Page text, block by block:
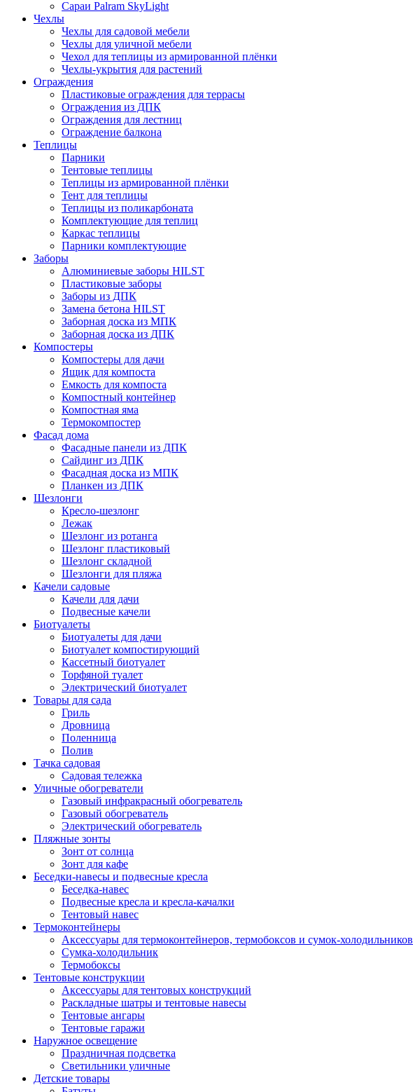
Сараи Palram SkyLight
Чехлы
Чехлы для садовой мебели
Чехлы для уличной мебели
Чехол для теплицы из армированной плёнки
Чехлы-укрытия для растений
Ограждения
Пластиковые ограждения для террасы
Ограждения из ДПК
Ограждения для лестниц
Ограждение балкона
Теплицы
Парники
Тентовые теплицы
Теплицы из армированной плёнки
Тент для теплицы
Теплицы из поликарбоната
Комплектующие для теплиц
Каркас теплицы
Парники комплектующие
Заборы
Алюминиевые заборы HILST
Пластиковые заборы
Заборы из ДПК
Замена бетона HILST
Заборная доска из МПК
Заборная доска из ДПК
Компостеры
Компостеры для дачи
Ящик для компоста
Емкость для компоста
Компостный контейнер
Компостная яма
Термокомпостер
Фасад дома
Фасадные панели из ДПК
Сайдинг из ДПК
Фасадная доска из МПК
Планкен из ДПК
Шезлонги
Кресло-шезлонг
Лежак
Шезлонг из ротанга
Шезлонг пластиковый
Шезлонг складной
Шезлонги для пляжа
Качели садовые
Качели для дачи
Подвесные качели
Биотуалеты
Биотуалеты для дачи
Биотуалет компостирующий
Кассетный биотуалет
Торфяной туалет
Электрический биотуалет
Товары для сада
Гриль
Дровница
Поленница
Полив
Тачка садовая
Садовая тележка
Уличные обогреватели
Газовый инфракрасный обогреватель
Газовый обогреватель
Электрический обогреватель
Пляжные зонты
Зонт от солнца
Зонт для кафе
Беседки-навесы и подвесные кресла
Беседка-навес
Подвесные кресла и кресла-качалки
Тентовый навес
Термоконтейнеры
Аксессуары для термоконтейнеров, термобоксов и сумок-холодильников
Сумка-холодильник
Термобоксы
Тентовые конструкции
Аксессуары для тентовых конструкций
Раскладные шатры и тентовые навесы
Тентовые ангары
Тентовые гаражи
Наружное освещение
Праздничная подсветка
Светильники уличные
Детские товары